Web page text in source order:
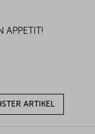
APPETIT!
ARTIKEL